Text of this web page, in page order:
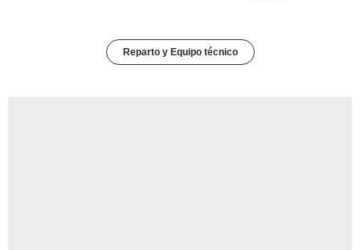
Reparto y Equipo técnico